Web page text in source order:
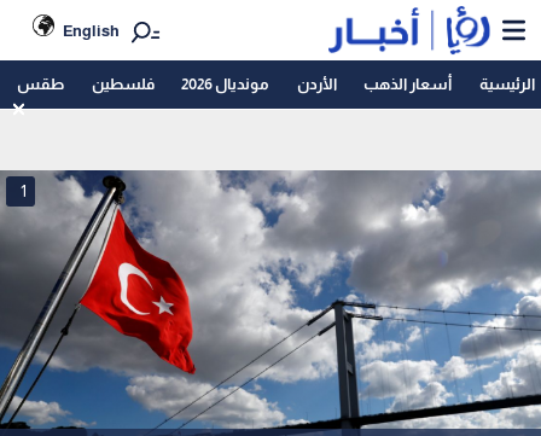
English
الرئيسية أسعار الذهب الأردن مونديال 2026 فلسطين طقس
1